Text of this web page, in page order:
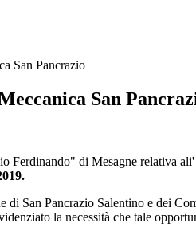
San Pancrazio
San
Ferdinando" di Mesagne relativa ali'
San Pancrazio Salentino e dei
la necessità che tale